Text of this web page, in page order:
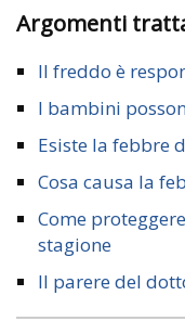
Argomenti
Il freddo è
I bambini
Esiste la febbre
Cosa causa la
Come
stagione
Il parere del